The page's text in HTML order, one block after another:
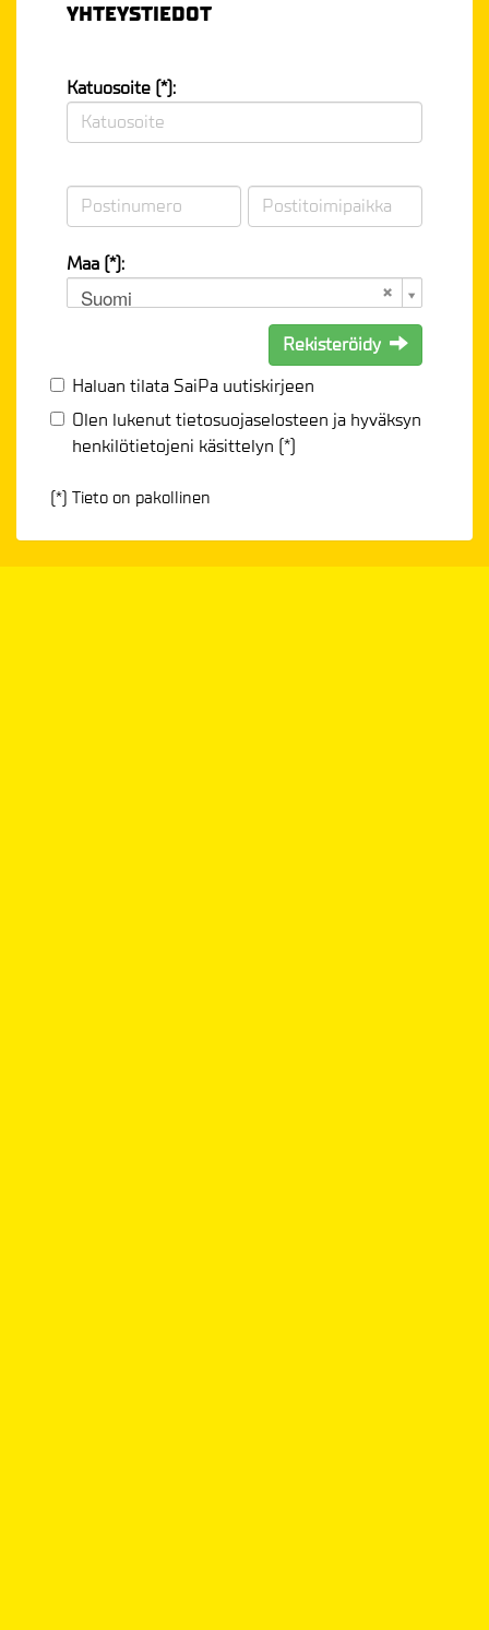
YHTEYSTIEDOT
Katuosoite (*):
Maa (*):
Suomi
Rekisteröidy
Haluan tilata SaiPa uutiskirjeen
Olen lukenuttietosuojaselosteen ja hyväksyn
henkilötietojeni käsittelyn (*)
(*) Tieto on pakollinen